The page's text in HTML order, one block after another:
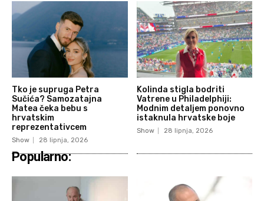
Tko je supruga Petra
Sučića? Samozatajna
Matea čeka bebu s
hrvatskim
reprezentativcem
Show 28 lipnja, 2026
Kolinda stigla bodriti
Vatrene u Philadelphiji:
Modnim detaljem ponovno
istaknula hrvatske boje
Show 28 lipnja, 2026
Popularno: